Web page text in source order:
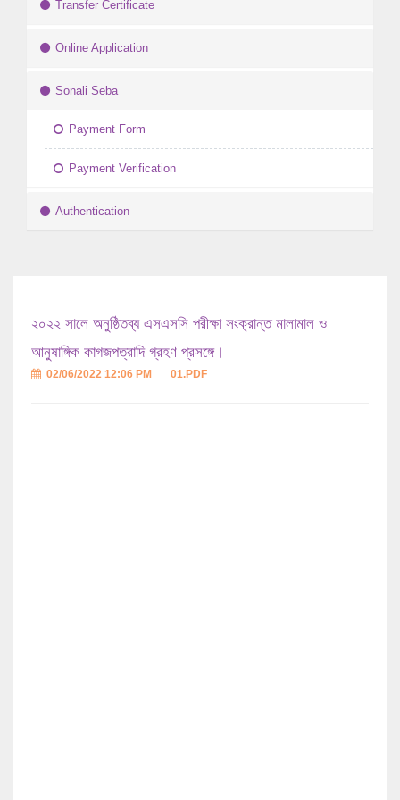
Transfer Certificate
Online Application
Sonali Seba
Payment Form
Payment Verification
Authentication
২০২২ সালে অনুষ্ঠিতব্য এসএসসি পরীক্ষা সংক্রান্ত মালামাল ও
আনুষাঙ্গিক কাগজপত্রাদি গ্রহণ প্রসঙ্গে।
02/06/2022 12:06 PM 01.PDF